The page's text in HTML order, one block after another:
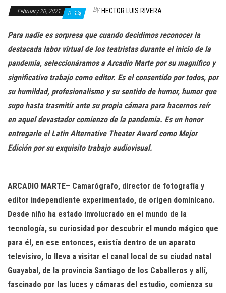
February 20, 2021 0 By HECTOR LUIS RIVERA
Para nadie es sorpresa que cuando decidimos reconocer la
destacada labor virtual de los teatristas durante el inicio de la
pandemia, seleccionáramos a Arcadio Marte por su magnífico y
significativo trabajo como editor. Es el consentido por todos, por
su humildad, profesionalismo y su sentido de humor, humor que
supo hasta trasmitir ante su propia cámara para hacernos reír
en aquel devastador comienzo de la pandemia. Es un honor
entregarle el Latin Alternative Theater Award como Mejor
Edición por su exquisito trabajo audiovisual.
ARCADIO MARTE– Camarógrafo, director de fotografía y
editor independiente experimentado, de origen dominicano.
Desde niño ha estado involucrado en el mundo de la
tecnología, su curiosidad por descubrir el mundo mágico que
para él, en ese entonces, existía dentro de un aparato
televisivo, lo lleva a visitar el canal local de su ciudad natal
Guayabal, de la provincia Santiago de los Caballeros y allí,
fascinado por las luces y cámaras del estudio, comienza su